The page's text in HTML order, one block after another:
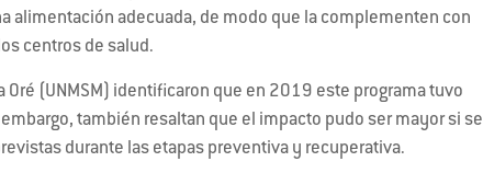
alimentación adecuada, de modo que la complementen con
centros de salud.
Oré (UNMSM) identificaron que en 2019 este programa tuvo
también resaltan que el impacto pudo ser mayor si se
durante las etapas preventiva y recuperativa.